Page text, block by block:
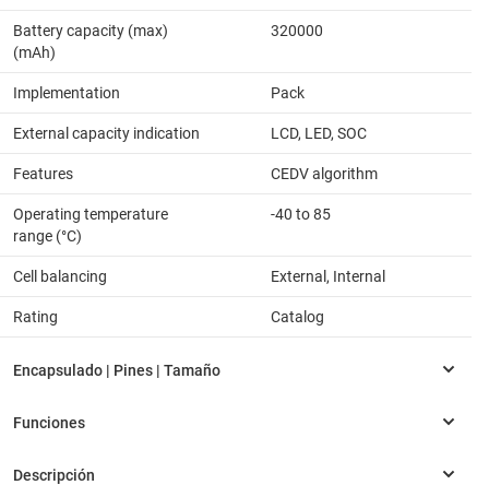
Battery capacity (max)
(mAh)
320000
Implementation Pack
External capacity indication LCD, LED, SOC
Features CEDV algorithm
Operating temperature
range (°C)
-40 to 85
Cell balancing External, Internal
Rating Catalog